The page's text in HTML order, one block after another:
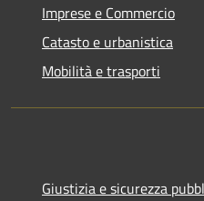
Imprese e Commercio
Catasto e urbanistica
Mobilità e trasporti
Giustizia e sicurezza